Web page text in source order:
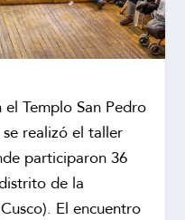
Templo San Pedro
realizó el taller
participaron 36
de la
El encuentro